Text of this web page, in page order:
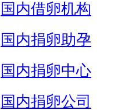
国内借卵机构
国内捐卵助孕
国内捐卵中心
国内捐卵公司